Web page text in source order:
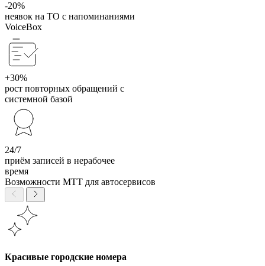
-20%
неявок на ТО с напоминаниями
VoiceBox
+30%
рост повторных обращений с
системной базой
24/7
приём записей в нерабочее
время
Возможности МТТ для автосервисов
Красивые городские номера